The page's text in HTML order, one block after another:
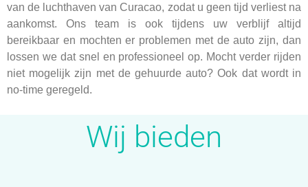
van de luchthaven van Curacao, zodat u geen tijd verliest na
aankomst. Ons team is ook tijdens uw verblijf altijd
bereikbaar en mochten er problemen met de auto zijn, dan
lossen we dat snel en professioneel op. Mocht verder rijden
niet mogelijk zijn met de gehuurde auto? Ook dat wordt in
no-time geregeld.
Wij bieden